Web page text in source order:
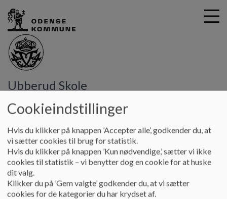
å Ubberud Skole
Undervisningsmiljøvurdering
Cookieindstillinger
Hvis du klikker på knappen ’Accepter alle’, godkender du, at
vi sætter cookies til brug for statistik.
Hvis du klikker på knappen ’Kun nødvendige,’ sætter vi ikke
cookies til statistik – vi benytter dog en cookie for at huske
dit valg.
Klikker du på ’Gem valgte’ godkender du, at vi sætter
cookies for de kategorier du har krydset af.